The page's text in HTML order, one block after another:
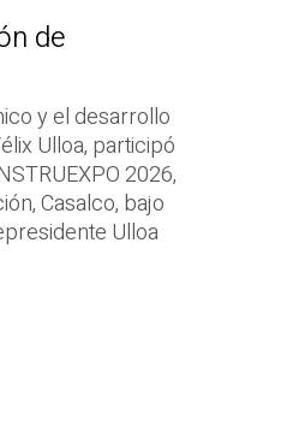
de
y el desarrollo
Ulloa, participó
2026,
Casalco, bajo
Ulloa